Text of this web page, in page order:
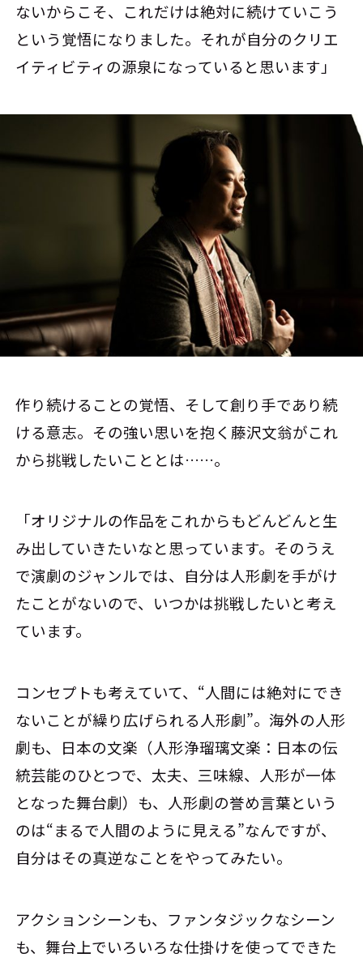
ないからこそ、これだけは絶対に続けていこう
という覚悟になりました。それが自分のクリエ
イティビティの源泉になっていると思います」
作り続けることの覚悟、そして創り手であり続
ける意志。その強い思いを抱く藤沢文翁がこれ
から挑戦したいこととは……。
「オリジナルの作品をこれからもどんどんと生
み出していきたいなと思っています。そのうえ
で演劇のジャンルでは、自分は人形劇を手がけ
たことがないので、いつかは挑戦したいと考え
ています。
コンセプトも考えていて、“人間には絶対にでき
ないことが繰り広げられる人形劇”。海外の人形
劇も、日本の文楽（人形浄瑠璃文楽：日本の伝
統芸能のひとつで、太夫、三味線、人形が一体
となった舞台劇）も、人形劇の誉め言葉という
のは“まるで人間のように見える”なんですが、
自分はその真逆なことをやってみたい。
アクションシーンも、ファンタジックなシーン
も、舞台上でいろいろな仕掛けを使ってできた